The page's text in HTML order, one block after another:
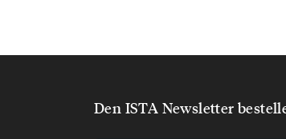
Den ISTA Newsletter